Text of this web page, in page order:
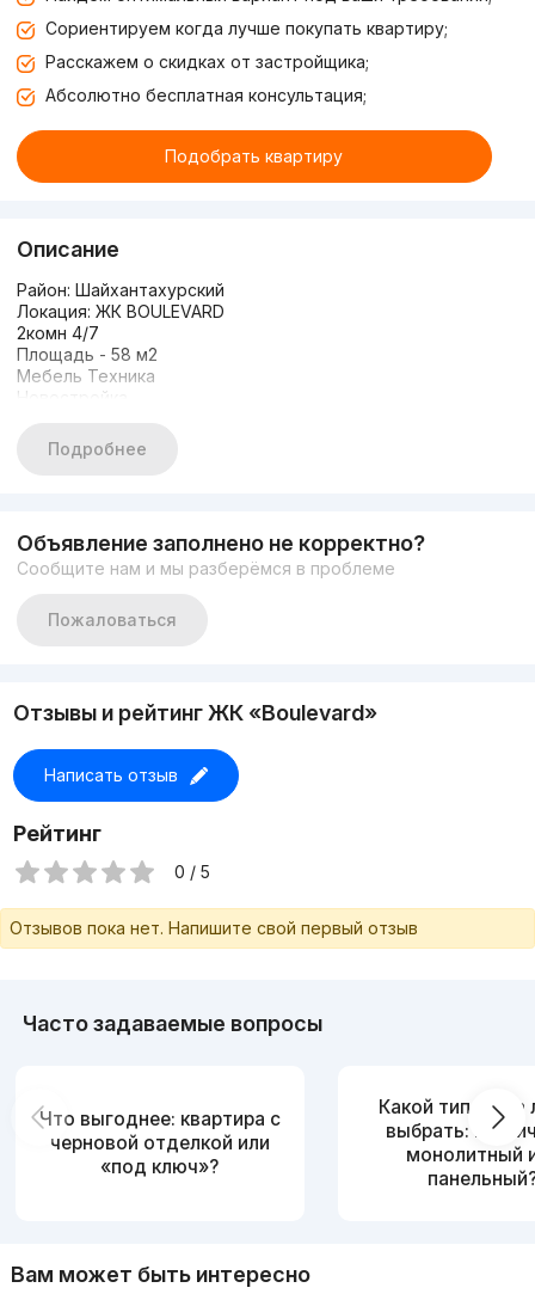
Сориентируем когда лучше покупать квартиру;
Расскажем о скидках от застройщика;
Абсолютно бесплатная консультация;
Подобрать квартиру
Описание
Район: Шайхантахурский
Локация: ЖК BOULEVARD
2комн 4/7
Площадь - 58 м2
Мебель Техника
Новостройка
Дружбы Народов, ТЦ Самарканд Дарвоза, Медиа Парк,
Рынок Чорсу, Корзинка, Кафе Райхон, Кафе Сой, Корзинка,
Ташкент!
Моб: +998 99 967 03 33 (тг 24/7)
Экспертные решения в сфере недвижимости!
Подробнее
Объявление заполнено не корректно?
Сообщите нам и мы разберёмся в проблеме
Пожаловаться
Отзывы и рейтинг ЖК «Boulevard»
Написать отзыв
Рейтинг
0 / 5
Отзывов пока нет. Напишите свой первый отзыв
Часто задаваемые вопросы
Что выгоднее: квартира с
черновой отделкой или
«под ключ»?
Какой тип дома
выбрать:
монолитный
Вам может быть интересно